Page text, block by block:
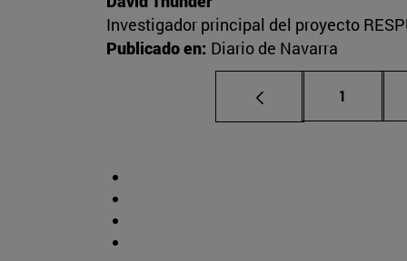
Investigador principal del proyecto
Publicado en: Diario de Navarra
Página
1